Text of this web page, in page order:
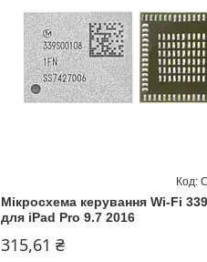
Мікросхема керування Wi-Fi
для iPad Pro 9.7 2016
315,61 ₴